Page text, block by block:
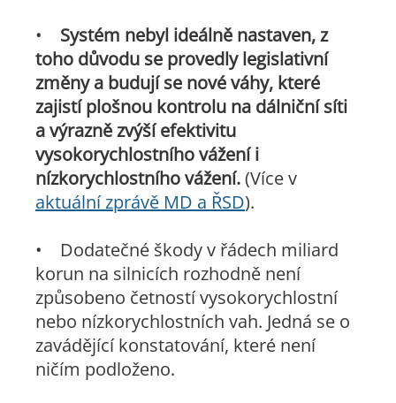
• Systém nebyl ideálně nastaven, z
toho důvodu se provedly legislativní
změny a budují se nové váhy, které
zajistí plošnou kontrolu na dálniční síti
a výrazně zvýší efektivitu
vysokorychlostního vážení i
nízkorychlostního vážení.(Více v
aktuální zprávě MD a ŘSD).
• Dodatečné škody v řádech miliard
korun na silnicích rozhodně není
způsobeno četností vysokorychlostní
nebo nízkorychlostních vah. Jedná se o
zavádějící konstatování, které není
ničím podloženo.